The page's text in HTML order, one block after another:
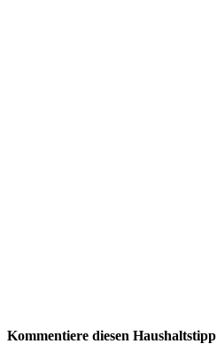
Kommentiere diesen Haushaltstipp